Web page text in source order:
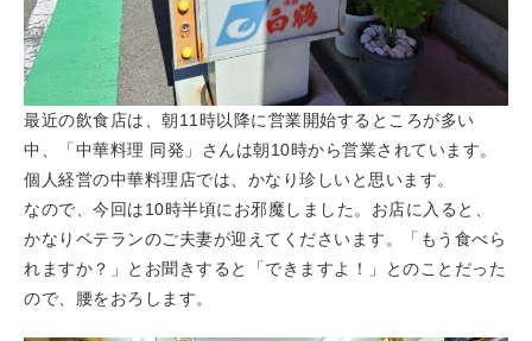
最近の飲食店は、朝11時以降に営業開始するところが多い
中、「中華料理 同発」さんは朝10時から営業されています。
個人経営の中華料理店では、かなり珍しいと思います。
なので、今回は10時半頃にお邪魔しました。お店に入ると、
かなりベテランのご夫妻が迎えてくださいます。「もう食べら
れますか？」とお聞きすると「できますよ！」とのことだった
ので、腰をおろします。